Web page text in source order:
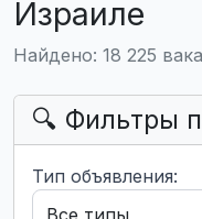
Израиле
Найдено: 18 225
🔍 Фильтры
Тип объявления: